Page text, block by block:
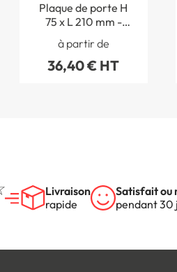
Plaque de porte H
75 x L 210 mm -
Gamme Clear texte
personnalisé
à partir de
36,40 € HT
Livraison
rapide
Satisfait ou
pendant 30